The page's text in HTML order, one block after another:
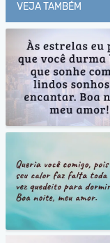
VEJA TAMBÉM